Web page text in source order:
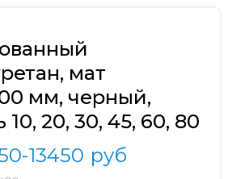
мат
мм, черный,
10, 20, 30, 45, 60, 80
13450 руб